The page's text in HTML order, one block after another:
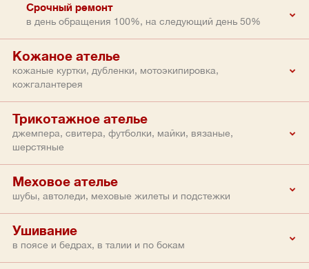
Срочный ремонт
в день обращения 100%, на следующий день 50%
Кожаное ателье
кожаные куртки, дубленки, мотоэкипировка,
кожгалантерея
Трикотажное ателье
джемпера, свитера, футболки, майки, вязаные,
шерстяные
Меховое ателье
шубы, автоледи, меховые жилеты и подстежки
Ушивание
в поясе и бедрах, в талии и по бокам